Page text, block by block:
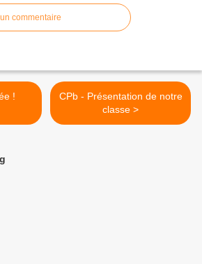
commentaire
!
CPb - Présentation de notre
classe >